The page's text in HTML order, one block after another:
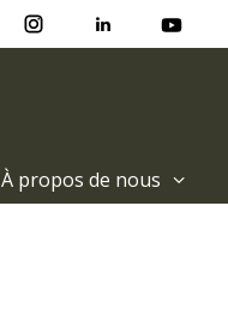
À propos de nous